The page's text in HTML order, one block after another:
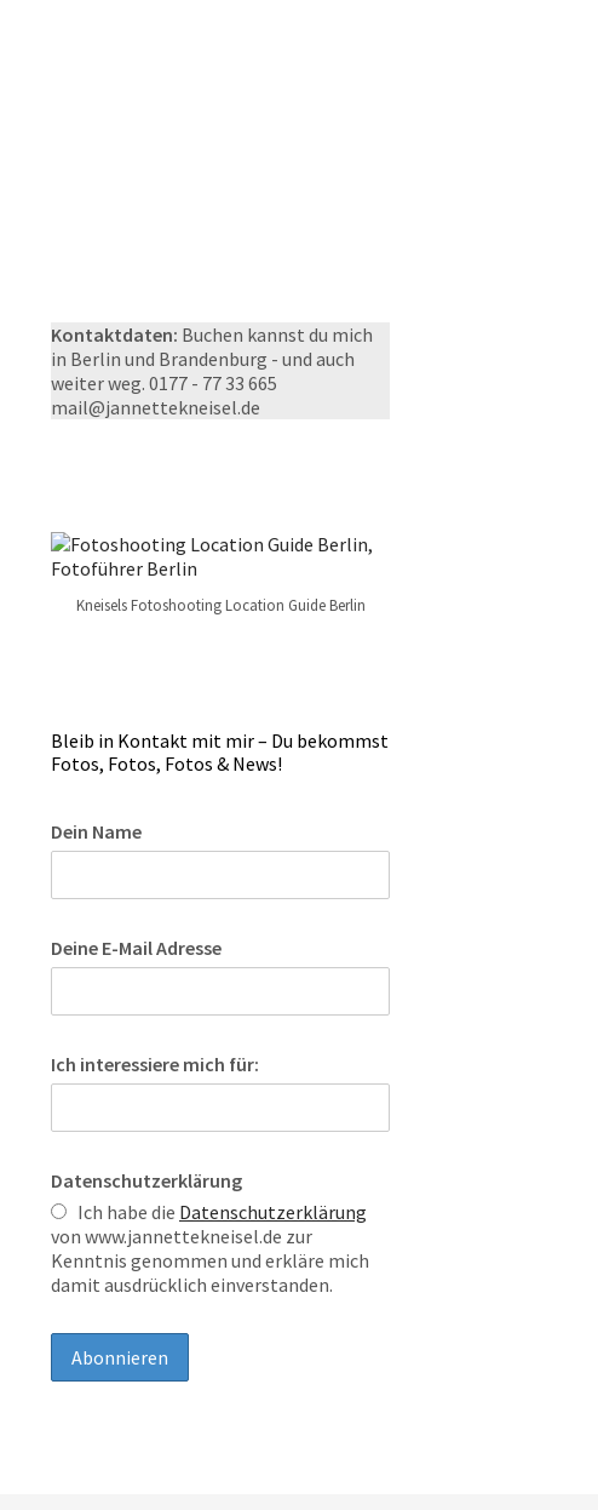
Kontaktdaten: Buchen kannst du mich
in Berlin und Brandenburg - und auch
weiter weg. 0177 - 77 33 665
mail@jannettekneisel.de
Kneisels Fotoshooting Location Guide Berlin
Bleib in Kontakt mit mir – Du bekommst
Fotos, Fotos, Fotos & News!
Dein Name
Deine E-Mail Adresse
Ich interessiere mich für:
Datenschutzerklärung
Ich habe die Datenschutzerklärung
von www.jannettekneisel.de zur
Kenntnis genommen und erkläre mich
damit ausdrücklich einverstanden.